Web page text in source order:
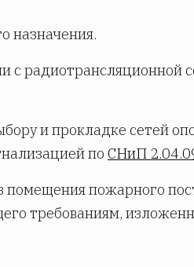
назначения.
с радиотрансляционной
и прокладке сетей
по СНиП
помещения пожарного
требованиям,